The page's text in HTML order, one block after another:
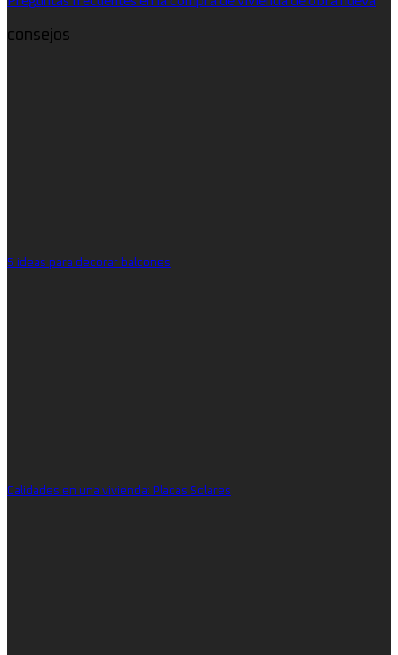
consejos
5 ideas para decorar balcones
Calidades en una vivienda: Placas Solares